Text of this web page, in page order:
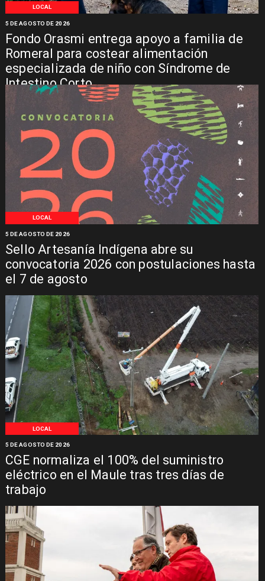
LOCAL
Fondo Orasmi entrega apoyo a familia de
Romeral para costear alimentación
especializada de niño con Síndrome de
Intestino Corto
5 DE AGOSTO DE 2026
LOCAL
Sello Artesanía Indígena abre su
convocatoria 2026 con postulaciones hasta
el 7 de agosto
5 DE AGOSTO DE 2026
LOCAL
CGE normaliza el 100% del suministro
eléctrico en el Maule tras tres días de
trabajo
5 DE AGOSTO DE 2026